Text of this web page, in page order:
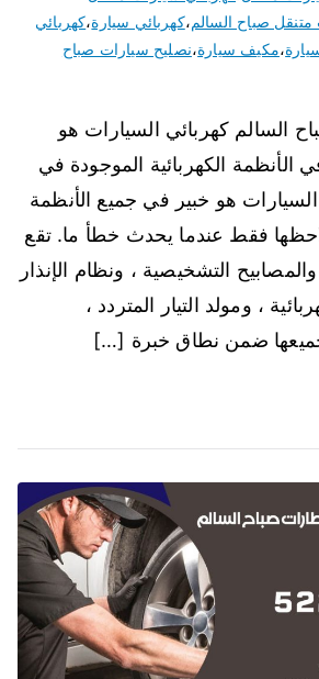
صباح السالم،كهربائي سيارة،كهربائي
،مكيف سيارة،نصليح سيارات صباح
السالم كهربائي السيارات هو
الكهربائية الموجودة في
هو خبير في جميع الأنظمة
فقط عندما يحدث خطأ ما. تقع
التشخيصية ، ونظام الإنذار
، ومولد التيار المتردد ،
ضمن نطاق خبرة […]